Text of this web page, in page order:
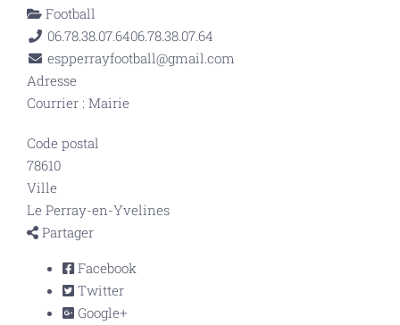
Football
06.78.38.07.6406.78.38.07.64
espperrayfootball@gmail.com
Adresse
Courrier : Mairie
Code postal
78610
Ville
Le Perray-en-Yvelines
Partager
Facebook
Twitter
Google+